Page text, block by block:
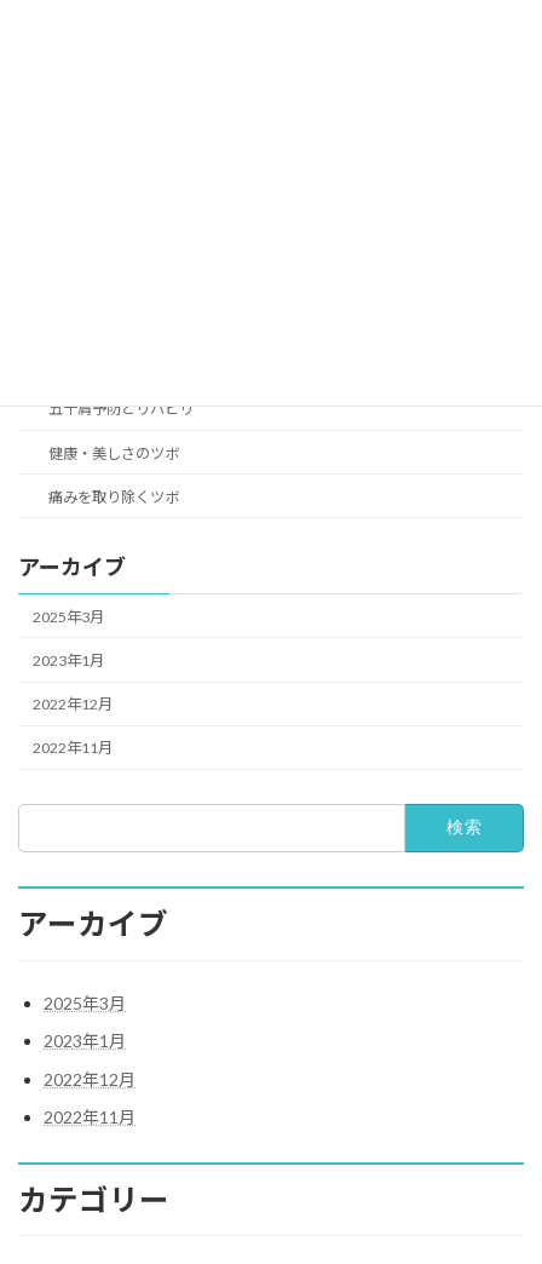
五十肩予防とリハビリ
健康・美しさのツボ
痛みを取り除くツボ
アーカイブ
2025年3月
2023年1月
2022年12月
2022年11月
アーカイブ
2025年3月
2023年1月
2022年12月
2022年11月
カテゴリー